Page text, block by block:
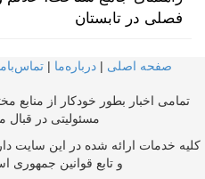
فصلی در تابستان
صفحه اصلی | درباره‌ما |
تمامی اخبار بطور خودکار از
مسئولیتی در قبال
کلیه خدمات ارائه شده در این سایت
و تابع قوانین جمهوری